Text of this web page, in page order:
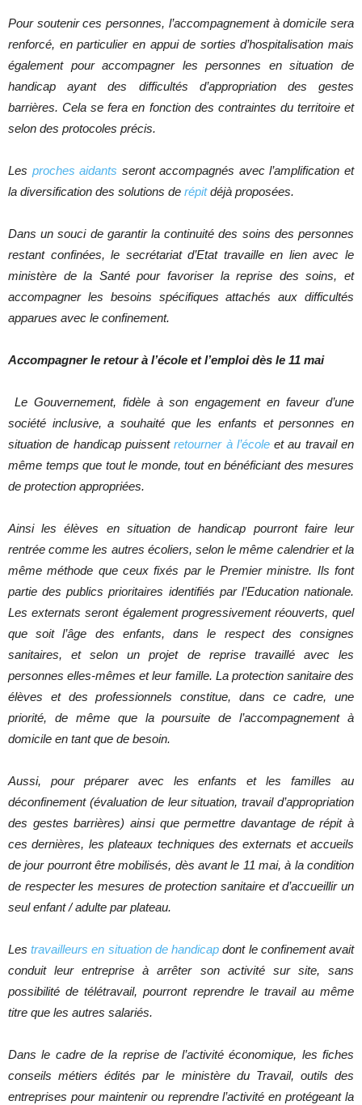
Pour soutenir ces personnes, l’accompagnement à domicile sera
renforcé, en particulier en appui de sorties d’hospitalisation mais
également pour accompagner les personnes en situation de
handicap ayant des difficultés d’appropriation des gestes
barrières. Cela se fera en fonction des contraintes du territoire et
selon des protocoles précis.
Les proches aidants seront accompagnés avec l’amplification et
la diversification des solutions de répitdéjà proposées.
Dans un souci de garantir la continuité des soins des personnes
restant confinées, le secrétariat d’Etat travaille en lien avec le
ministère de la Santé pour favoriser la reprise des soins, et
accompagner les besoins spécifiques attachés aux difficultés
apparues avec le confinement.
Accompagner le retour à l’école et l’emploi dès le 11 mai
Le Gouvernement, fidèle à son engagement en faveur d’une
société inclusive, a souhaité que les enfants et personnes en
situation de handicap puissentretourner à l’écoleet au travail en
même temps que tout le monde, tout en bénéficiant des mesures
de protection appropriées.
Ainsi les élèves en situation de handicap pourront faire leur
rentrée comme les autres écoliers, selon le même calendrier et la
même méthode que ceux fixés par le Premier ministre. Ils font
partie des publics prioritaires identifiés par l’Education nationale.
Les externats seront également progressivement réouverts, quel
que soit l’âge des enfants, dans le respect des consignes
sanitaires, et selon un projet de reprise travaillé avec les
personnes elles-mêmes et leur famille. La protection sanitaire des
élèves et des professionnels constitue, dans ce cadre, une
priorité, de même que la poursuite de l’accompagnement à
domicile en tant que de besoin.
Aussi, pour préparer avec les enfants et les familles au
déconfinement (évaluation de leur situation, travail d’appropriation
des gestes barrières) ainsi que permettre davantage de répit à
ces dernières, les plateaux techniques des externats et accueils
de jour pourront être mobilisés, dès avant le 11 mai, à la condition
de respecter les mesures de protection sanitaire et d’accueillir un
seul enfant / adulte par plateau.
Lestravailleurs en situation de handicap dont le confinement avait
conduit leur entreprise à arrêter son activité sur site, sans
possibilité de télétravail, pourront reprendre le travail au même
titre que les autres salariés.
Dans le cadre de la reprise de l’activité économique, les fiches
conseils métiers édités par le ministère du Travail, outils des
entreprises pour maintenir ou reprendre l’activité en protégeant la